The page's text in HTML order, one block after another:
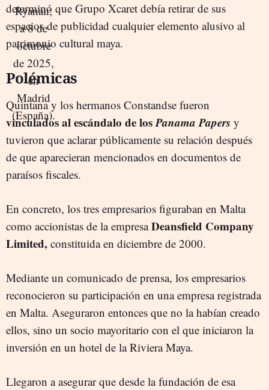
determinó que Grupo Xcaret debía retirar de sus
espacios de publicidad cualquier elemento alusivo al
patrimonio cultural maya.
Polémicas
Quintana y los hermanos Constandse fueron
vinculados al escándalo de losPanama Papers y
tuvieron que aclarar públicamente su relación después
de que aparecieran mencionados en documentos de
paraísos fiscales.
En concreto, los tres empresarios figuraban en Malta
como accionistas de la empresaDeansfield Company
Limited, constituida en diciembre de 2000.
Mediante un comunicado de prensa, los empresarios
reconocieron su participación en una empresa registrada
en Malta. Aseguraron entonces que no la habían creado
ellos, sino un socio mayoritario con el que iniciaron la
inversión en un hotel de la Riviera Maya.
Llegaron a asegurar que desde la fundación de esa